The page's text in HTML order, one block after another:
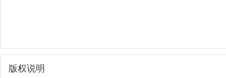
版权说明